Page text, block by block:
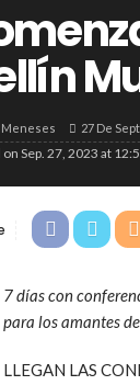
27 De
on Sep. 27, 2023 at
7 días con
para los amantes
LLEGAN LAS